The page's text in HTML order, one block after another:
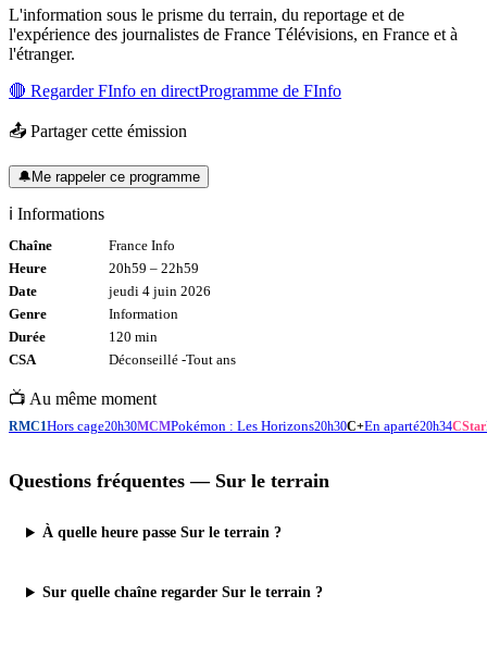
L'information sous le prisme du terrain, du reportage et de
l'expérience des journalistes de France Télévisions, en France et à
l'étranger.
🔴 RegarderFInfo en directProgramme de FInfo
📤 Partager cette émission
🔔Me rappeler ce programme
ℹ️ Informations
Chaîne
France Info
Heure
20h59 – 22h59
Date
jeudi 4 juin 2026
Genre
Information
Durée
120 min
CSA
Déconseillé -Tout ans
📺 Au même moment
RMC1Hors cage20h30MCMPokémon : Les Horizons20h30C+En aparté20h34CStar
Questions fréquentes — Sur le terrain
À quelle heure passe Sur le terrain ?
Sur quelle chaîne regarder Sur le terrain ?